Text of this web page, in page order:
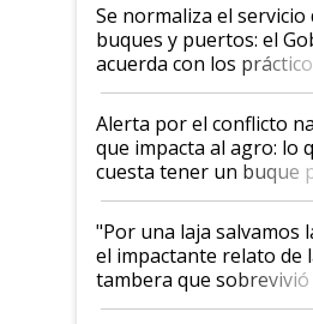
Se normaliza el servicio
buques y puertos: el
acuerda con los
suspende el decreto de
desregulación
Alerta por el conflicto
que impacta al agro: lo
cuesta tener un buque
y el peligro de que
pase a ser "país sucio"
"Por una laja salvamos
el impactante relato de
tambera que sobrevivió
tornado